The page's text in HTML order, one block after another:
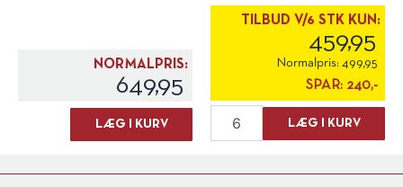
NORMALPRIS:
649,95
LÆG I KURV
det for [...]
TILBUD V/6 STK KUN:
459,95
Normalpris: 499,95
SPAR: 240,-
Champagne
LÆG I KURV